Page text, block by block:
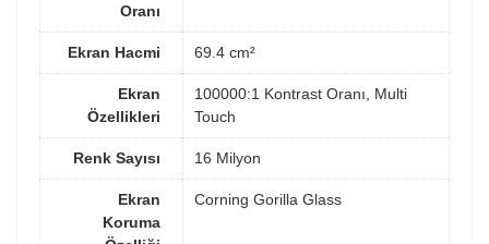
Oranı
Ekran Hacmi 69.4 cm²
Ekran
Özellikleri
100000:1 Kontrast Oranı, Multi
Touch
Renk Sayısı 16 Milyon
Ekran
Koruma
Corning Gorilla Glass